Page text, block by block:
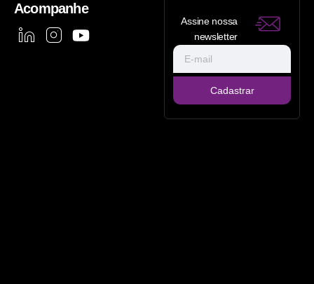
Acompanhe
Assine nossa
newsletter
Cadastrar